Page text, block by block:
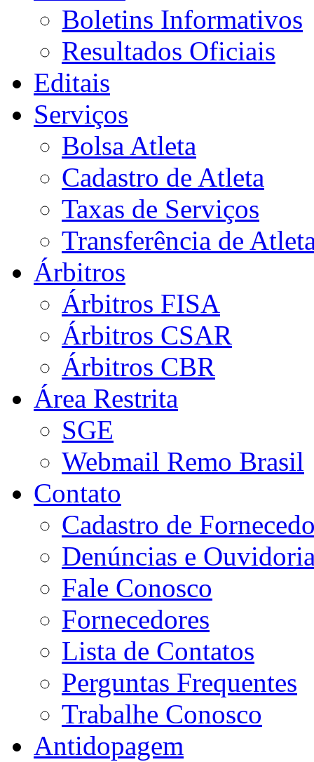
Boletins Informativos
Resultados Oficiais
Editais
Serviços
Bolsa Atleta
Cadastro de Atleta
Taxas de Serviços
Transferência de
Árbitros
Árbitros FISA
Árbitros CSAR
Árbitros CBR
Área Restrita
SGE
Webmail Remo Brasil
Contato
Cadastro de
Denúncias e
Fale Conosco
Fornecedores
Lista de Contatos
Perguntas Frequentes
Trabalhe Conosco
Antidopagem